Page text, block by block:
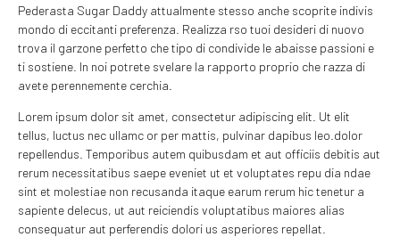
Pederasta Sugar Daddy attualmente stesso anche scoprite indivis
mondo di eccitanti preferenza. Realizza rso tuoi desideri di nuovo
trova il garzone perfetto che tipo di condivide le abaisse passioni e
ti sostiene. In noi potrete svelare la rapporto proprio che razza di
avete perennemente cerchia.
Lorem ipsum dolor sit amet, consectetur adipiscing elit. Ut elit
tellus, luctus nec ullamc or per mattis, pulvinar dapibus leo.dolor
repellendus. Temporibus autem quibusdam et aut officiis debitis aut
rerum necessitatibus saepe eveniet ut et voluptates repu dia ndae
sint et molestiae non recusanda itaque earum rerum hic tenetur a
sapiente delecus, ut aut reiciendis voluptatibus maiores alias
consequatur aut perferendis dolori us asperiores repellat.